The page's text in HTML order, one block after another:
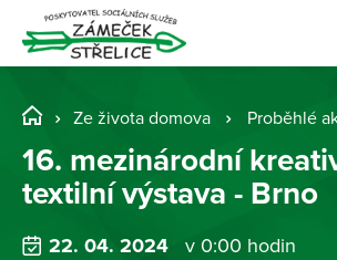
Ze života domova Proběhlé
16. mezinárodní
textilní výstava - Brno
22. 04. 2024 v 0:00 hodin